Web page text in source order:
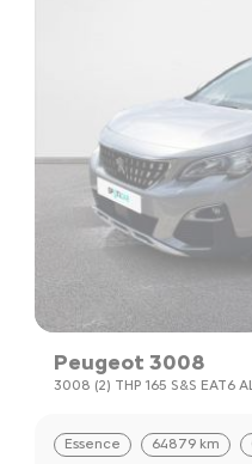
Peugeot 3008
3008 (2) THP 165 S&S EAT6
Essence 64879 km